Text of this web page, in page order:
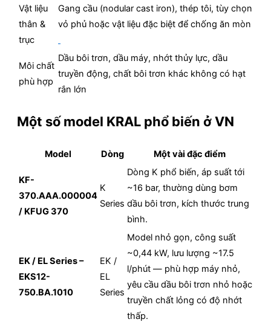
Vật liệu
thân &
trục
Gang cầu (nodular cast iron), thép tôi, tùy chọn
vỏ phủ hoặc vật liệu đặc biệt để chống ăn mòn
Môi chất
phù hợp
Dầu bôi trơn, dầu máy, nhớt thủy lực, dầu
truyền động, chất bôi trơn khác không có hạt
rắn lớn
Một số model KRAL phổ biến ở VN
Model Dòng Một vài đặc điểm
KF-
370.AAA.000004
/ KFUG 370
K
Series
Dòng K phổ biến, áp suất tới
~16 bar, thường dùng bơm
dầu bôi trơn, kích thước trung
bình.
EK / EL Series –
EKS12-
750.BA.1010
EK /
EL
Series
Model nhỏ gọn, công suất
~0,44 kW, lưu lượng ~17.5
l/phút — phù hợp máy nhỏ,
yêu cầu dầu bôi trơn nhỏ hoặc
truyền chất lỏng có độ nhớt
thấp.